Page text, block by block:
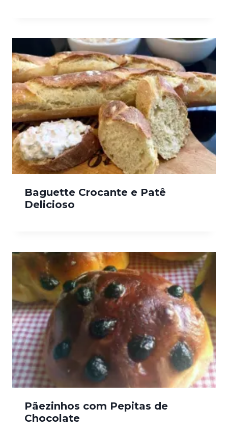
Baguette Crocante e Patê
Delicioso
Pãezinhos com Pepitas de
Chocolate